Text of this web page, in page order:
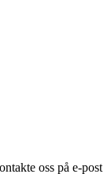
oss på e-post